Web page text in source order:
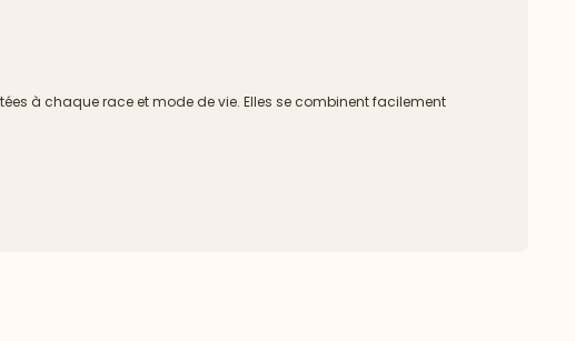
à chaque race et mode de vie. Elles se combinent facilement